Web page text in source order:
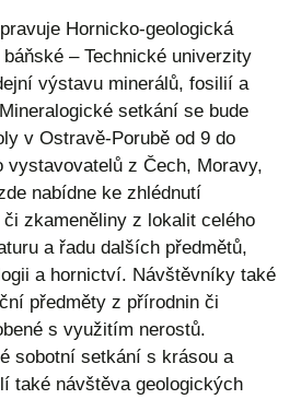
Hornicko-geologická
– Technické univerzity
výstavu minerálů, fosilií a
setkání se bude
v Ostravě-Porubě od 9 do
vystavovatelů z Čech, Moravy,
nabídne ke zhlédnutí
zkameněliny z lokalit celého
a řadu dalších předmětů,
a hornictví. Návštěvníky také
předměty z přírodnin či
s využitím nerostů.
sobotní setkání s krásou a
také návštěva geologických